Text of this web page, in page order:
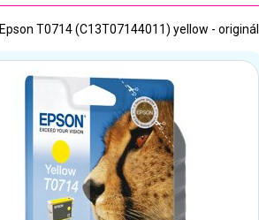
Epson T0714 (C13T07144011) yellow -